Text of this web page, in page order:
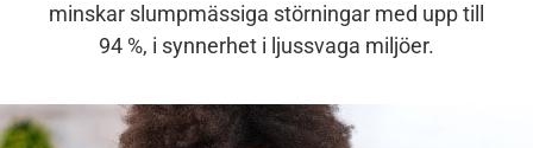
minskar slumpmässiga störningar med upp till
94 %, i synnerhet i ljussvaga miljöer.